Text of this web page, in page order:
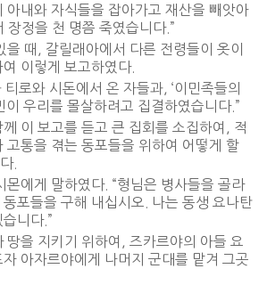
아내와 자식들을 잡아가고 재산을 빼앗아
장정을 천 명쯤 죽였습니다.”
을 때, 갈릴래아에서 다른 전령들이 옷이
이렇게 보고하였다.
티로와 시돈에서 온 자들과, ‘이민족들의
이 우리를 몰살하려고 집결하였습니다.”
이 보고를 듣고 큰 집회를 소집하여, 적
고통을 겪는 동포들을 위하여 어떻게 할
.
몬에게 말하였다. “형님은 병사들을 골라
포들을 구해 내십시오. 나는 동생 요나탄
니다.”
땅을 지키기 위하여, 즈카르야의 아들 요
아자르야에게 나머지 군대를 맡겨 그곳